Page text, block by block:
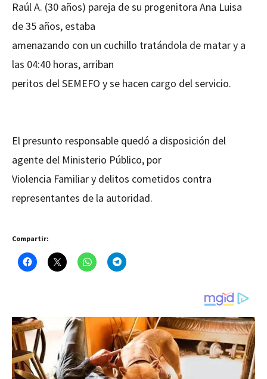
Raúl A. (30 años) pareja de su progenitora Ana Luisa
de 35 años, estaba
amenazando con un cuchillo tratándola de matar y a
las 04:40 horas, arriban
peritos del SEMEFO y se hacen cargo del servicio.
El presunto responsable quedó a disposición del
agente del Ministerio Público, por
Violencia Familiar y delitos cometidos contra
representantes de la autoridad.
Compartir: